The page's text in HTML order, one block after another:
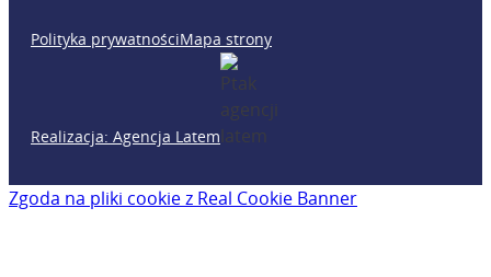
Polityka prywatnościMapa strony
Realizacja: Agencja Latem
Zgoda na pliki cookie z Real Cookie Banner